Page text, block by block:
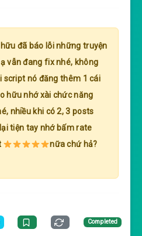
đã báo lỗi những truyện
vẫn đang fix nhé, không
script nó đăng thêm 1 cái
hữu nhớ xài chức năng
nhiều khi có 2, 3 posts
tiện tay nhớ bấm rate
nữa chứ hả?
Completed